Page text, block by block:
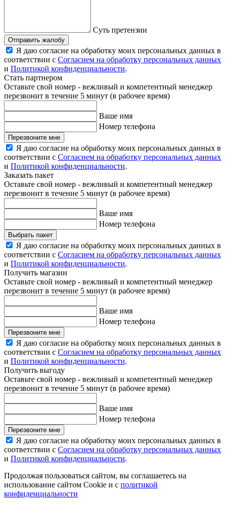
Суть претензии
Отправить жалобу
Я даю согласие на обработку моих персональных данных в
соответствии с Согласием на обработку персональных данных
и Политикой конфиденциальности.
Стать партнером
Оставьте свой номер - вежливый и компетентный менеджер
перезвонит в течение 5 минут (в рабочее время)
Ваше имя
Номер телефона
Перезвоните мне
Я даю согласие на обработку моих персональных данных в
соответствии с Согласием на обработку персональных данных
и Политикой конфиденциальности.
Заказать пакет
Оставьте свой номер - вежливый и компетентный менеджер
перезвонит в течение 5 минут (в рабочее время)
Ваше имя
Номер телефона
Выбрать пакет
Я даю согласие на обработку моих персональных данных в
соответствии с Согласием на обработку персональных данных
и Политикой конфиденциальности.
Получить магазин
Оставьте свой номер - вежливый и компетентный менеджер
перезвонит в течение 5 минут (в рабочее время)
Ваше имя
Номер телефона
Перезвоните мне
Я даю согласие на обработку моих персональных данных в
соответствии с Согласием на обработку персональных данных
и Политикой конфиденциальности.
Получить выгоду
Оставьте свой номер - вежливый и компетентный менеджер
перезвонит в течение 5 минут (в рабочее время)
Ваше имя
Номер телефона
Перезвоните мне
Я даю согласие на обработку моих персональных данных в
соответствии с Согласием на обработку персональных данных
и Политикой конфиденциальности.
Продолжая пользоваться сайтом, вы соглашаетесь на
использование сайтом Cookie и с политикой
конфиденциальности